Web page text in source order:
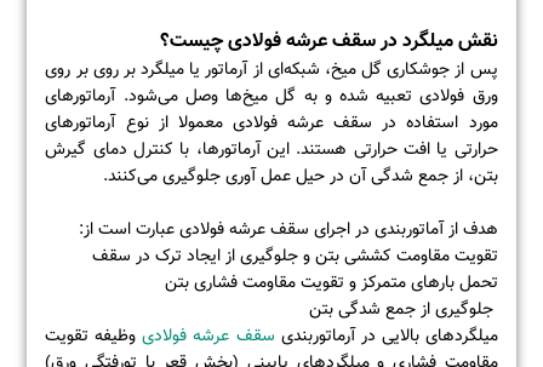
نقش میلگرد در سقف عرشه فولادی چیست؟
پس از جوشکاری گل میخ، شبکه‌ای از آرماتور یا میلگرد بر روی بر روی
ورق فولادی تعبیه شده و به گل میخ‌ها وصل می‌شود. آرماتورهای
مورد استفاده در سقف عرشه فولادی معمولا از نوع آرماتورهای
حرارتی یا افت حرارتی هستند. این آرماتورها، با کنترل دمای گیرش
بتن، از جمع شدگی آن در حیل عمل آوری جلوگیری می‌کنند.
هدف از آماتوربندی در اجرای سقف عرشه فولادی عبارت است از:
تقویت مقاومت کششی بتن و جلوگیری از ایجاد ترک در سقف
تحمل بارهای متمرکز و تقویت مقاومت فشاری بتن
جلوگیری از جمع شدگی بتن
میلگردهای بالایی در آرماتوربندی سقف عرشه فولادی وظیفه تقویت